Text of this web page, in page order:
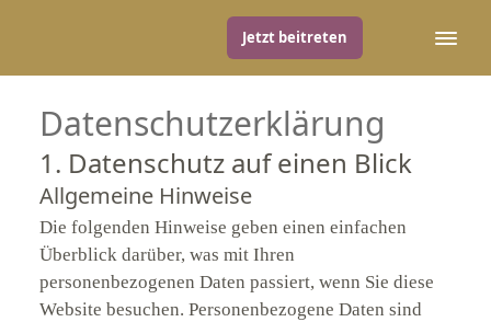
Jetzt beitreten
Datenschutz­erklärung
1. Datenschutz auf einen Blick
Allgemeine Hinweise
Die folgenden Hinweise geben einen einfachen
Überblick darüber, was mit Ihren
personenbezogenen Daten passiert, wenn Sie diese
Website besuchen. Personenbezogene Daten sind